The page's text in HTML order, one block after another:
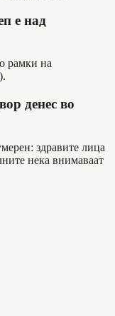
е над
рамки на
денес во
здравите лица
нека внимаваат